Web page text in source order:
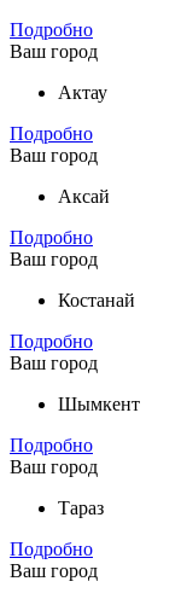
Подробно
Ваш город
Актау
Подробно
Ваш город
Аксай
Подробно
Ваш город
Костанай
Подробно
Ваш город
Шымкент
Подробно
Ваш город
Тараз
Подробно
Ваш город